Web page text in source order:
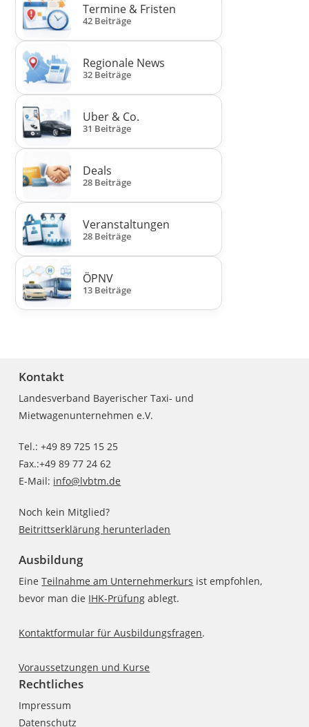
Termine & Fristen
42 Beiträge
Regionale News
32 Beiträge
Uber & Co.
31 Beiträge
Deals
28 Beiträge
Veranstaltungen
28 Beiträge
ÖPNV
13 Beiträge
Kontakt
Landesverband Bayerischer Taxi- und
Mietwagenunternehmen e.V.
Tel.: +49 89 725 15 25
Fax.:+49 89 77 24 62
E-Mail: info@lvbtm.de
Noch kein Mitglied?
Beitrittserklärung herunterladen
Ausbildung
EineTeilnahme am Unternehmerkurs ist empfohlen,
bevor man die IHK-Prüfung ablegt.
Kontaktformular für Ausbildungsfragen.
Voraussetzungen und Kurse
Rechtliches
Impressum
Datenschutz